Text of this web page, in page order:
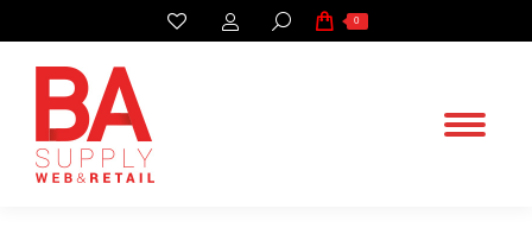
Search: 0